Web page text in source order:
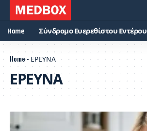
Home Σύνδρομο Ευερεθίστου Εντέρου
Home- ΕΡΕΥΝΑ
ΕΡΕΥΝΑ